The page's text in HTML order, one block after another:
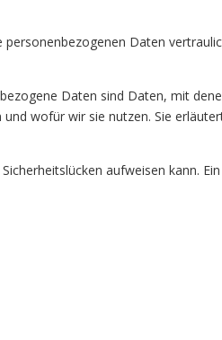
Daten
Daten sind Daten, mit
wofür wir sie nutzen. Sie
aufweisen kann.